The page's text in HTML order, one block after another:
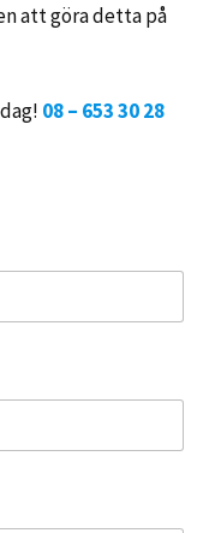
att göra detta på
08 – 653 30 28